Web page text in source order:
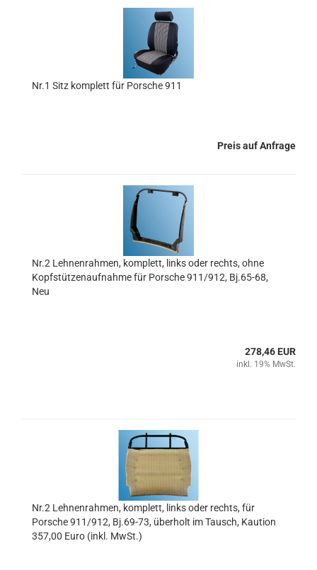
Nr.1 Sitz komplett für Porsche 911
Preis auf Anfrage
Nr.2 Lehnenrahmen, komplett, links oder rechts, ohne
Kopfstützenaufnahme für Porsche 911/912, Bj.65-68,
Neu
278,46 EUR
inkl. 19% MwSt.
Nr.2 Lehnenrahmen, komplett, links oder rechts, für
Porsche 911/912, Bj.69-73, überholt im Tausch, Kaution
357,00 Euro (inkl. MwSt.)